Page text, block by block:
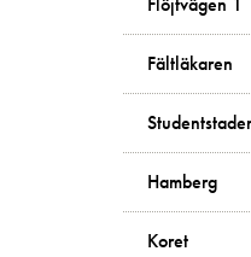
Fältläkaren
Hamberg
Koret